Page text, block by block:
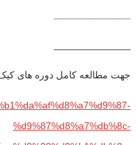
جهت مطالعه کامل دوره های کیک
%d9%87%d8%a7%db%8c-